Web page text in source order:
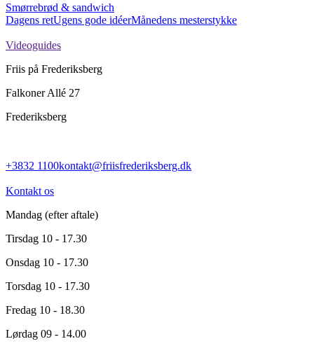
Smørrebrød & sandwich
Dagens retUgens gode idéerMånedens mesterstykke
Videoguides
Friis på Frederiksberg
Falkoner Allé 27
Frederiksberg
+3832 1100kontakt@friisfrederiksberg.dk
Kontakt os
Mandag (efter aftale)
Tirsdag 10 - 17.30
Onsdag 10 - 17.30
Torsdag 10 - 17.30
Fredag 10 - 18.30
Lørdag 09 - 14.00